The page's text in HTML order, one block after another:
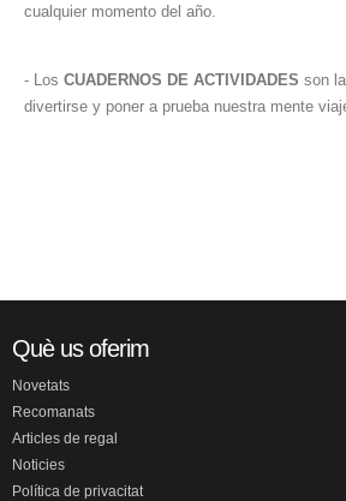
cualquier momento del año.
- Los CUADERNOS DE ACTIVIDADES son
divertirse y poner a prueba nuestra mente
Què us oferim
Novetats
Recomanats
Articles de regal
Noticies
Política de privacitat